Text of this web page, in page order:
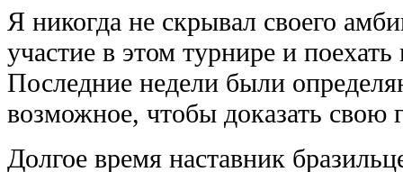
Я никогда не скрывал своего
участие в этом турнире и
Последние недели были
возможное, чтобы доказать свою
Долгое время наставник